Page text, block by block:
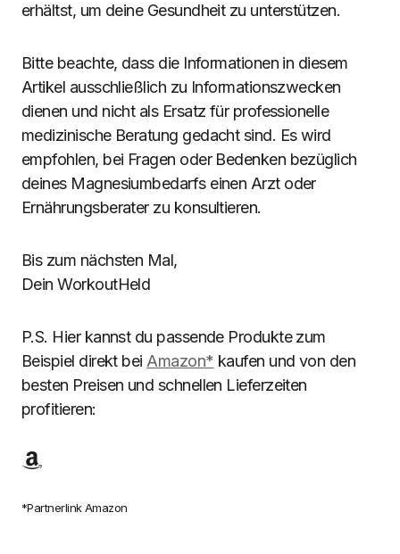
erhältst, um deine Gesundheit zu unterstützen.
Bitte beachte, dass die Informationen in diesem
Artikel ausschließlich zu Informationszwecken
dienen und nicht als Ersatz für professionelle
medizinische Beratung gedacht sind. Es wird
empfohlen, bei Fragen oder Bedenken bezüglich
deines Magnesiumbedarfs einen Arzt oder
Ernährungsberater zu konsultieren.
Bis zum nächsten Mal,
Dein WorkoutHeld
P.S. Hier kannst du passende Produkte zum
Beispiel direkt bei Amazon* kaufen und von den
besten Preisen und schnellen Lieferzeiten
profitieren:
*Partnerlink Amazon